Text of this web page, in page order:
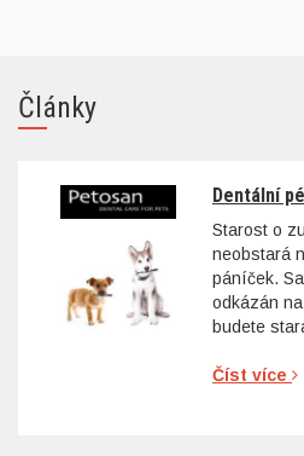
Články
Dentální
Starost o
neobstará
páníček.
odkázán
budete
Číst více